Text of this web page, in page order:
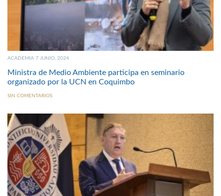
ACADEMIA 7 JUNIO, 2024
Ministra de Medio Ambiente participa en seminario
organizado por la UCN en Coquimbo
SIN COMENTARIOS